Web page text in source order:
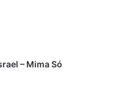
– Mima Só